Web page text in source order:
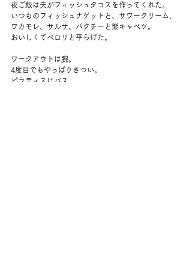
夜ご飯は夫がフィッシュタコスを作ってくれた。
いつものフィッシュナゲットと、サワークリーム、
ワカモレ、サルサ、パクチーと紫キャベツ。
おいしくてペロリと平らげた。
ワークアウトは腕。
4度目でもやっぱりきつい。
ピラティスはパス。